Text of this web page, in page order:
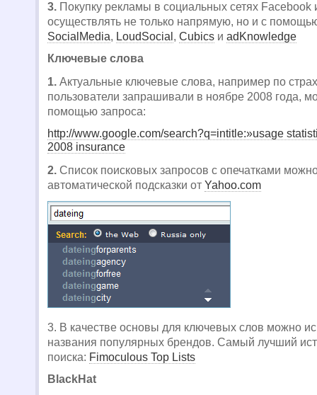
3. Покупку рекламы в социальных сетях
осуществлять не только напрямую, но и с
SocialMedia, LoudSocial , Cubics и adKnowledge
Ключевые слова
1. Актуальные ключевые слова, например по
пользователи запрашивали в ноябре 2008 года,
помощью запроса:
http://www.google.com/search?q=intitle:»usage
2008 insurance
2. Список поисковых запросов с опечатками
автоматической подсказки от Yahoo.com
3. В качестве основы для ключевых слов можно
названия популярных брендов. Самый лучший
поиска: Fimoculous Top Lists
BlackHat